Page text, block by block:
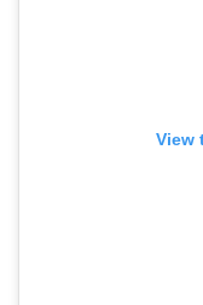
View